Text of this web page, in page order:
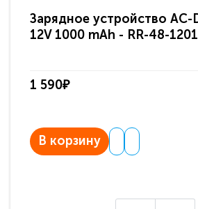
Зарядное устройство AC-
12V 1000 mAh - RR-48-
1 590₽
В корзину